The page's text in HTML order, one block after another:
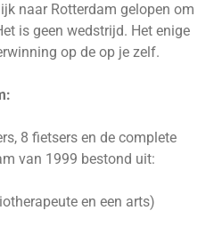
naar Rotterdam gelopen om
is geen wedstrijd. Het enige
op de op je zelf.
8 fietsers en de complete
van 1999 bestond uit:
en een arts)